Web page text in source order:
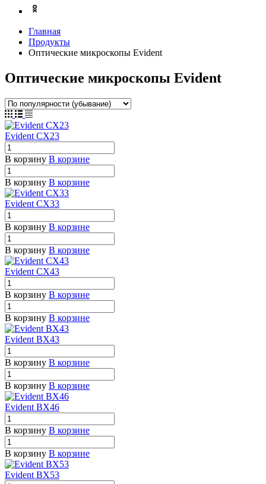
Главная
Продукты
Оптические микроскопы Evident
Оптические микроскопы Evident
Evident CX23
В корзину В корзине
В корзину В корзине
Evident CX33
В корзину В корзине
В корзину В корзине
Evident CX43
В корзину В корзине
В корзину В корзине
Evident BX43
В корзину В корзине
В корзину В корзине
Evident BX46
В корзину В корзине
В корзину В корзине
Evident BX53